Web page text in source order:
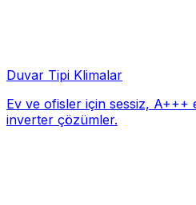
Duvar Tipi Klimalar
Ev ve ofisler için sessiz, A+++
inverter çözümler.